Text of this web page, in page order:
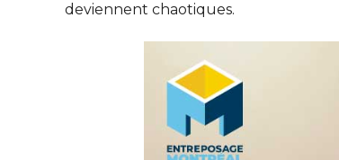
deviennent chaotiques.